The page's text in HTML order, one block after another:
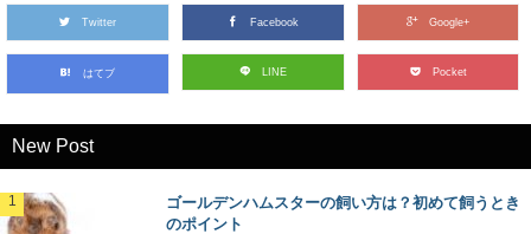
Twitter Facebook Google+
はてブ LINE Pocket
New Post
ゴールデンハムスターの飼い方は？初めて飼うとき
のポイント